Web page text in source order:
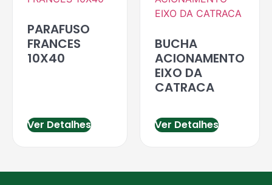
PARAFUSO
FRANCES
10X40
Ver Detalhes
BUCHA
ACIONAMENTO
EIXO DA
CATRACA
Ver Detalhes